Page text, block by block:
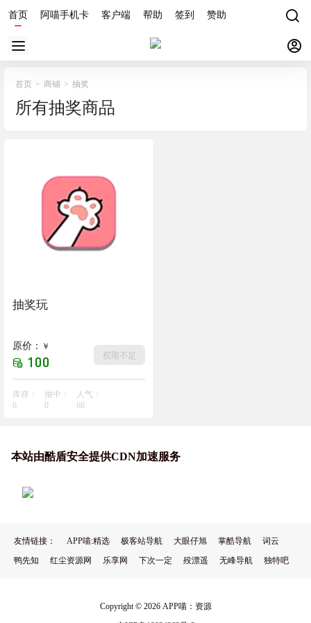
首页 阿喵手机卡 客户端 帮助 签到 赞助
首页 > 商铺 > 抽奖
所有抽奖商品
抽奖玩
原价： ￥
100 权限不足
库存：
6
抽中：
0
人气：
68
本站由酷盾安全提供CDN加速服务
友情链接： APP喵:精选 极客站导航 大眼仔旭 掌酷导航
词云
鸭先知
红尘资源网 乐享网 下次一定 殁漂遥 无峰导航 独特吧
Copyright © 2026APP喵：资源